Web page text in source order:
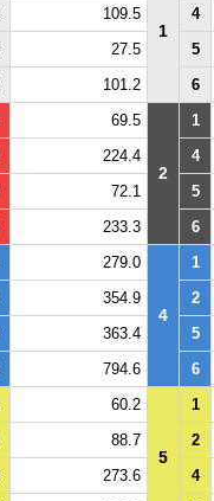
1
109.5
4
27.5
5
101.2 6
69.5
2
1
224.4
4
72.1
5
233.3 6
279.0
4
1
354.9
2
363.4
5
794.6 6
60.2
5
1
88.7
2
273.6
4